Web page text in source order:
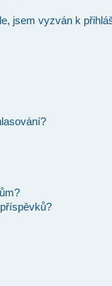
jsem vyzván k